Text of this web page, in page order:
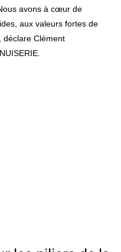
avons à cœur de
aux valeurs fortes de
déclare Clément